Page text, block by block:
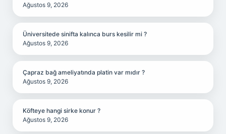
Ağustos 9, 2026
Üniversitede sinifta kalınca burs kesilir mi ?
Ağustos 9, 2026
Çapraz bağ ameliyatında platin var mıdır ?
Ağustos 9, 2026
Köfteye hangi sirke konur ?
Ağustos 9, 2026